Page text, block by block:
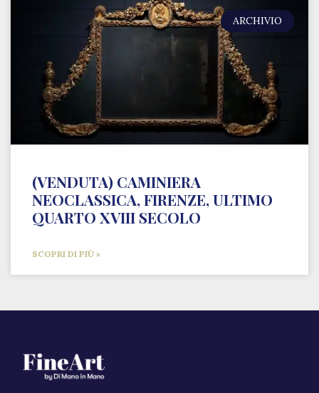
ARCHIVIO
(VENDUTA) CAMINIERA
NEOCLASSICA, FIRENZE, ULTIMO
QUARTO XVIII SECOLO
SCOPRI DI PIÙ »